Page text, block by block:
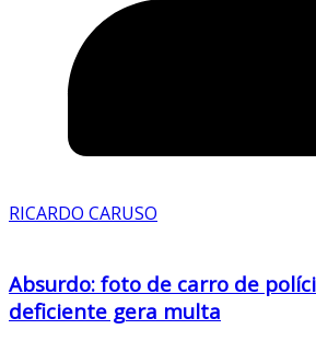
RICARDO CARUSO
Absurdo: foto de carro de
deficiente gera multa